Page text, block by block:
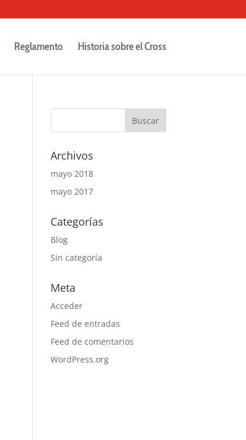
Reglamento Historia sobre el Cross
Archivos
mayo 2018
mayo 2017
Categorías
Blog
Sin categoría
Meta
Acceder
Feed de entradas
Feed de comentarios
WordPress.org